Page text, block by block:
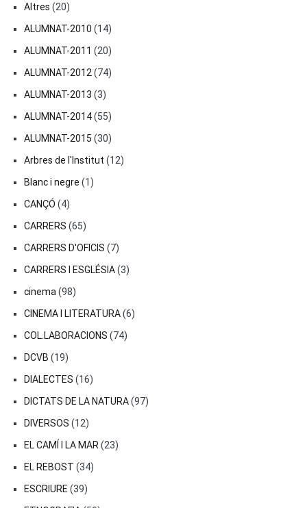
Altres (20)
ALUMNAT-2010 (14)
ALUMNAT-2011 (20)
ALUMNAT-2012 (74)
ALUMNAT-2013 (3)
ALUMNAT-2014(55)
ALUMNAT-2015 (30)
Arbres de l'Institut (12)
Blanc i negre (1)
CANÇÓ (4)
CARRERS (65)
CARRERS D'OFICIS (7)
CARRERS I ESGLÉSIA(3)
cinema (98)
CINEMA I LITERATURA(6)
COL.LABORACIONS (74)
DCVB (19)
DIALECTES (16)
DICTATS DE LA NATURA(97)
DIVERSOS (12)
EL CAMÍ I LA MAR (23)
EL REBOST (34)
ESCRIURE (39)